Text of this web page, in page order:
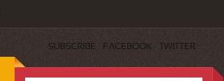
SUBSCRIBE FACEBOOK TWITTER